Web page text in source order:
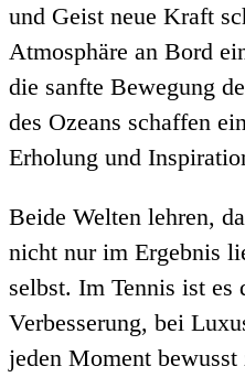
und Geist neue Kraft
Atmosphäre an Bord
die sanfte Bewegung
des Ozeans schaffen
Erholung und
Beide Welten lehren,
nicht nur im Ergebnis
selbst. Im Tennis ist es
Verbesserung, bei
jeden Moment bewusst